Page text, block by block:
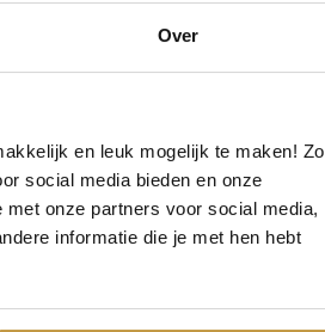
Over
en leuk mogelijk te maken! Zo
social media bieden en onze
onze partners voor social media,
informatie die je met hen hebt